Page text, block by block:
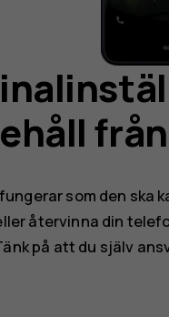
som den ska
återvinna din
på att du själv